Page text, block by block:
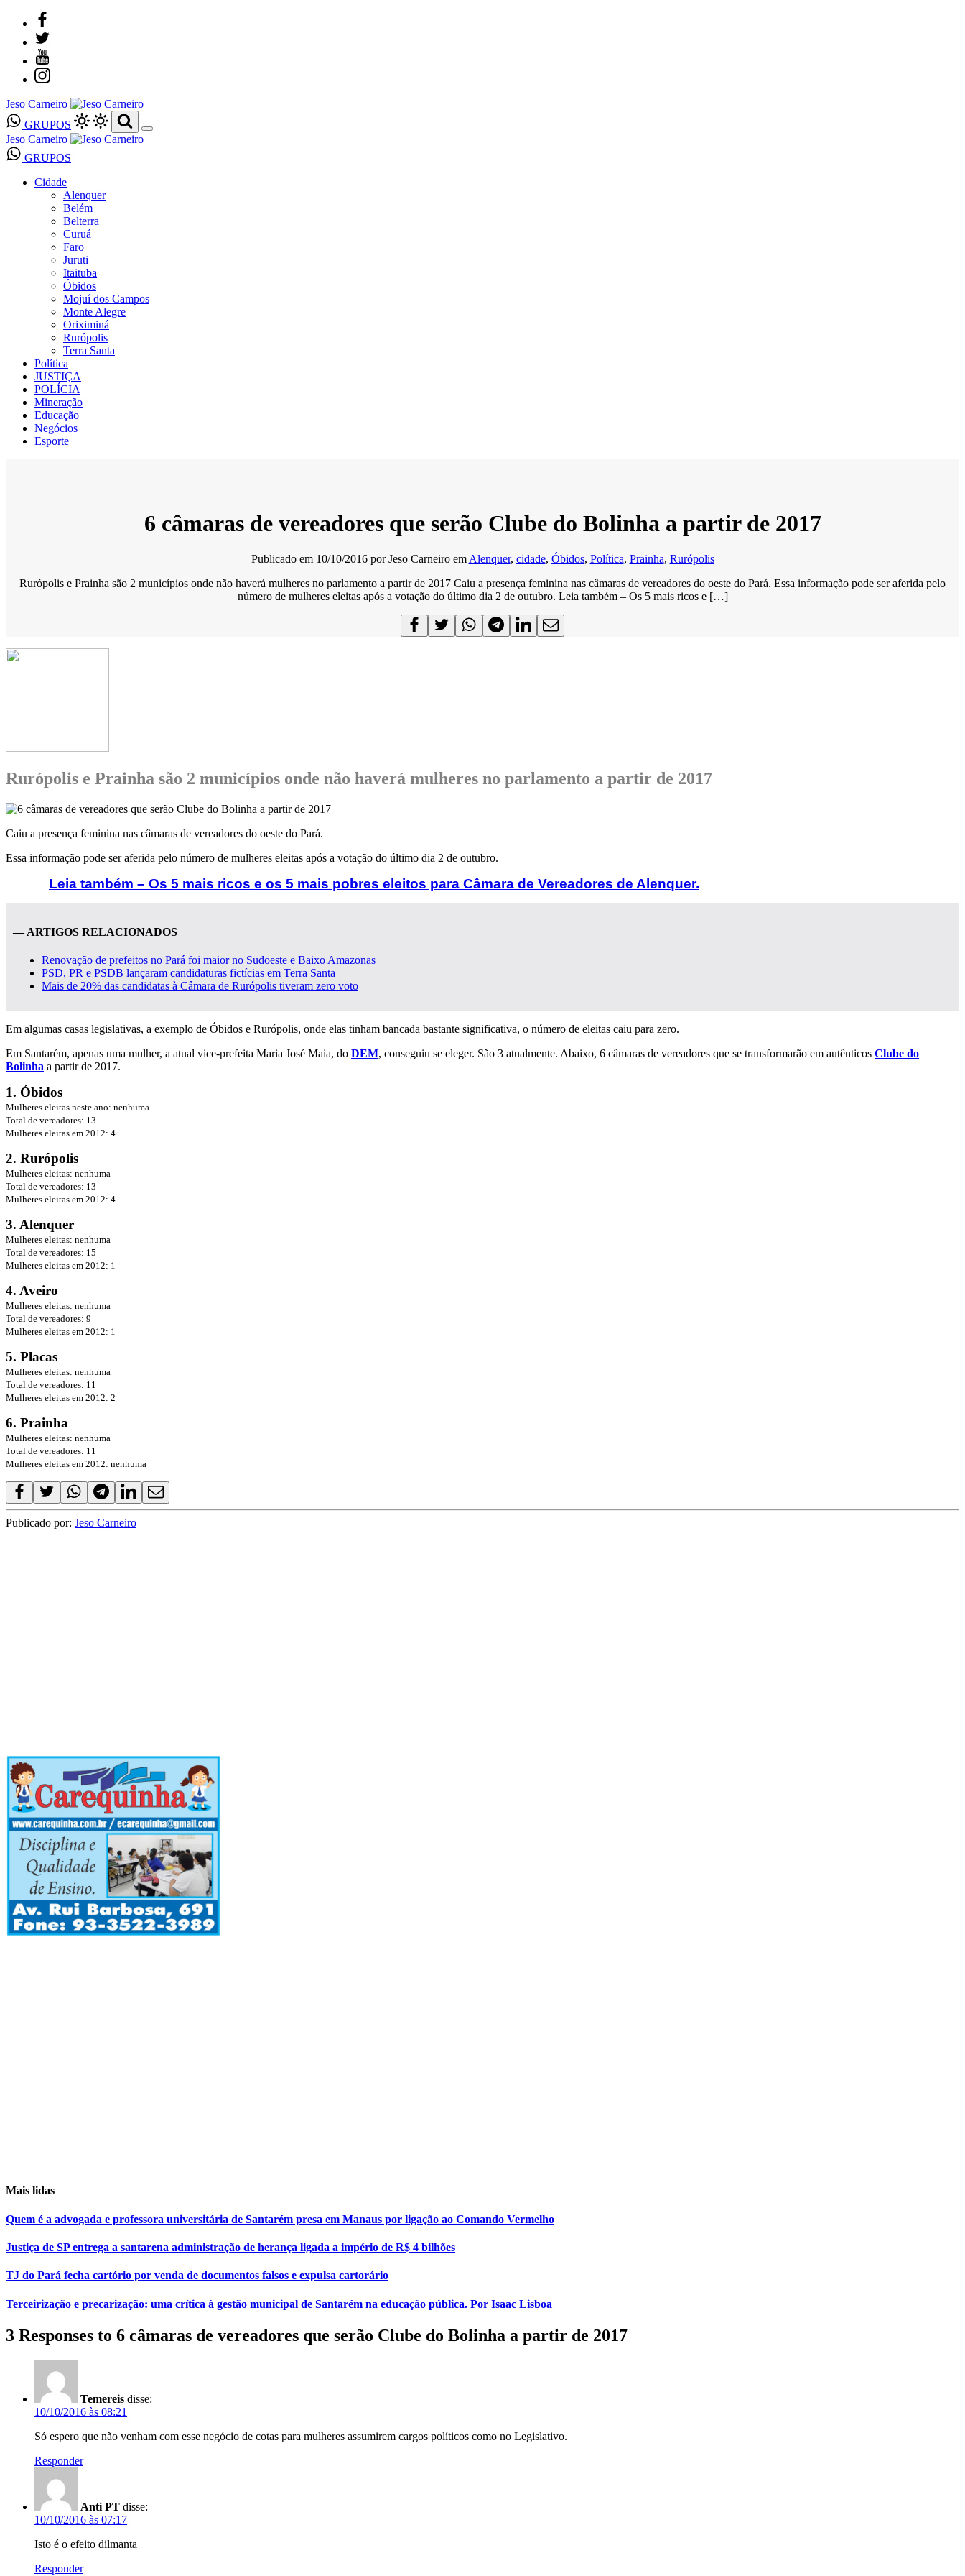
Jeso Carneiro
GRUPOS
Jeso Carneiro
GRUPOS
Cidade
Alenquer
Belém
Belterra
Curuá
Faro
Juruti
Itaituba
Óbidos
Mojuí dos Campos
Monte Alegre
Oriximiná
Rurópolis
Terra Santa
Política
JUSTIÇA
POLÍCIA
Mineração
Educação
Negócios
Esporte
6 câmaras de vereadores que serão Clube do Bolinha a partir de 2017
Publicado em 10/10/2016 porJeso Carneiro em Alenquer, cidade, Óbidos, Política, Prainha, Rurópolis
Rurópolis e Prainha são 2 municípios onde não haverá mulheres no parlamento a partir de 2017 Caiu a presença feminina nas câmaras de vereadores do oeste do Pará. Essa informação pode ser aferida pelo
número de mulheres eleitas após a votação do último dia 2 de outubro. Leia também – Os 5 mais ricos e […]
Rurópolis e Prainha são 2 municípios onde não haverá mulheres no parlamento a partir de 2017
Caiu a presença feminina nas câmaras de vereadores do oeste do Pará.
Essa informação pode ser aferida pelo número de mulheres eleitas após a votação do último dia 2 de outubro.
Leia também – Os 5 mais ricos e os 5 mais pobres eleitos para Câmara de Vereadores de Alenquer.
— ARTIGOS RELACIONADOS
Renovação de prefeitos no Pará foi maior no Sudoeste e Baixo Amazonas
PSD, PR e PSDB lançaram candidaturas fictícias em Terra Santa
Mais de 20% das candidatas à Câmara de Rurópolis tiveram zero voto
Em algumas casas legislativas, a exemplo de Óbidos e Rurópolis, onde elas tinham bancada bastante significativa, o número de eleitas caiu para zero.
Em Santarém, apenas uma mulher, a atual vice-prefeita Maria José Maia, do DEM, conseguiu se eleger. São 3 atualmente. Abaixo, 6 câmaras de vereadores que se transformarão em autênticos Clube do
Bolinha a partir de 2017.
1. Óbidos
Mulheres eleitas neste ano: nenhuma
Total de vereadores: 13
Mulheres eleitas em 2012: 4
2. Rurópolis
Mulheres eleitas: nenhuma
Total de vereadores: 13
Mulheres eleitas em 2012: 4
3. Alenquer
Mulheres eleitas: nenhuma
Total de vereadores: 15
Mulheres eleitas em 2012: 1
4. Aveiro
Mulheres eleitas: nenhuma
Total de vereadores: 9
Mulheres eleitas em 2012: 1
5. Placas
Mulheres eleitas: nenhuma
Total de vereadores: 11
Mulheres eleitas em 2012: 2
6. Prainha
Mulheres eleitas: nenhuma
Total de vereadores: 11
Mulheres eleitas em 2012: nenhuma
Publicado por: Jeso Carneiro
Mais lidas
Quem é a advogada e professora universitária de Santarém presa em Manaus por ligação ao Comando Vermelho
Justiça de SP entrega a santarena administração de herança ligada a império de R$ 4 bilhões
TJ do Pará fecha cartório por venda de documentos falsos e expulsa cartorário
Terceirização e precarização: uma crítica à gestão municipal de Santarém na educação pública. Por Isaac Lisboa
3 Responses to 6 câmaras de vereadores que serão Clube do Bolinha a partir de 2017
Temereis disse:
10/10/2016 às 08:21
Só espero que não venham com esse negócio de cotas para mulheres assumirem cargos políticos como no Legislativo.
Responder
Anti PT disse:
10/10/2016 às 07:17
Isto é o efeito dilmanta
Responder